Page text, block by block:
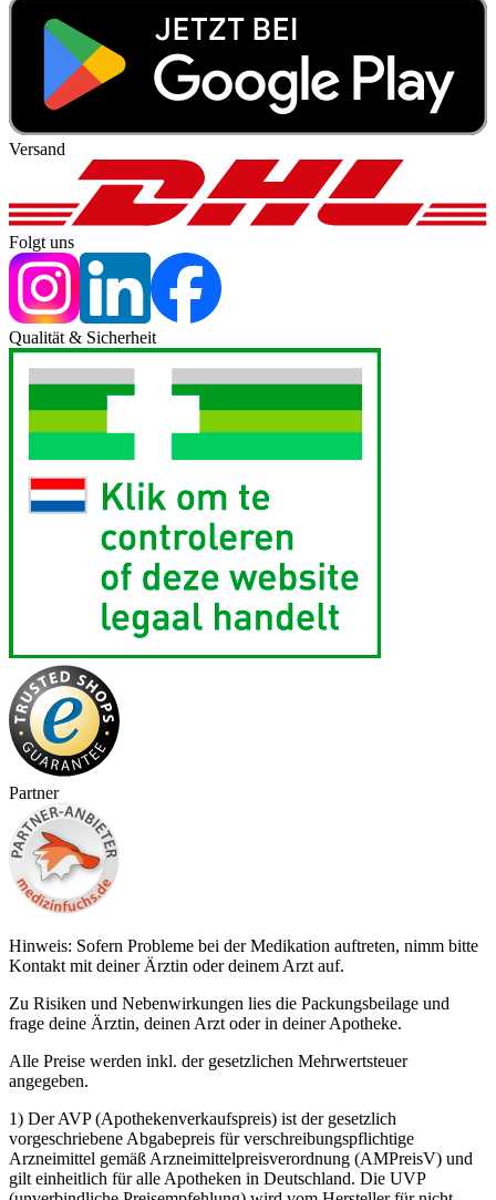
Versand
Folgt uns
Qualität & Sicherheit
Partner
Hinweis: Sofern Probleme bei der Medikation auftreten, nimm bitte
Kontakt mit deiner Ärztin oder deinem Arzt auf.
Zu Risiken und Nebenwirkungen lies die Packungsbeilage und
frage deine Ärztin, deinen Arzt oder in deiner Apotheke.
Alle Preise werden inkl. der gesetzlichen Mehrwertsteuer
angegeben.
1) Der AVP (Apothekenverkaufspreis) ist der gesetzlich
vorgeschriebene Abgabepreis für verschreibungspflichtige
Arzneimittel gemäß Arzneimittelpreisverordnung (AMPreisV) und
gilt einheitlich für alle Apotheken in Deutschland. Die UVP